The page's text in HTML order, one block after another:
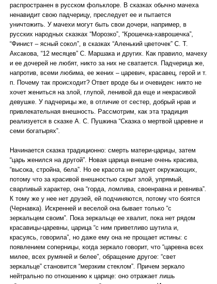
распространен в русском фольклоре. В сказках обычно мачеха
ненавидит свою падчерицу, преследует ее и пытается
уничтожить. У мачехи могут быть свои дочери, например, в
русских народных сказках “Морозко”, “Крошечка-хаврошечка”,
“Финист – ясный сокол”, в сказках “Аленький цветочек” С. Т.
Аксакова, “12 месяцев” С. Маршака и других. Как правило, мачеху
и ее дочерей не любят, никто за них не сватается. Падчерица же,
напротив, всеми любима, ее жених – царевич, красавец, герой и т.
п. Почему так происходит? Ответ вроде бы и очевиден: никто не
хочет жениться на злой, глупой, ленивой да еще и некрасивой
девушке. У падчерицы же, в отличие от сестер, добрый нрав и
привлекательная внешность. Рассмотрим, как эта традиция
реализуется в сказке А. С. Пушкина “Сказка о мертвой царевне и
семи богатырях”.
Начинается сказка традиционно: смерть матери-царицы, затем
“царь женился на другой”. Новая царица внешне очень красива,
“высока, стройна, бела”. Но ее красота не радует окружающих,
потому что за красивой внешностью скрыт злой, упрямый,
сварливый характер, она “горда, ломлива, своенравна и ревнива”.
К тому же у нее нет друзей, ей подчиняются, потому что боятся
(Чернавка). Искренней и веселой она бывает только “с
зеркальцем своим”. Пока зеркальце ее хвалит, пока нет рядом
красавицы-царевны, царица “с ним приветливо шутила и,
красуясь, говорила”, но даже ему она не прощает истины: с
появлением соперницы, когда зеркало говорит, что “царевна всех
милее, всех румяней и белее”, обращение другое: “свет
зеркальце” становится “мерзким стеклом”. Причем зеркало
нейтрально по отношению к царице: оно отражает лишь